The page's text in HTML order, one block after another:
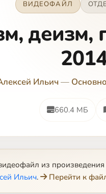
ВИДЕОФАЙЛ
Ильич—
660.4 МБ
из произведения
Ильич. Перейти к